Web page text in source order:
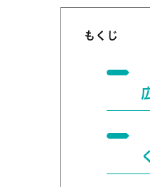
もくじ